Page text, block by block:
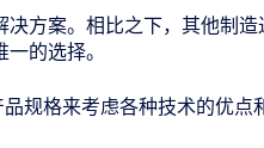
方案。相比之下，其他制
的选择。
规格来考虑各种技术的优